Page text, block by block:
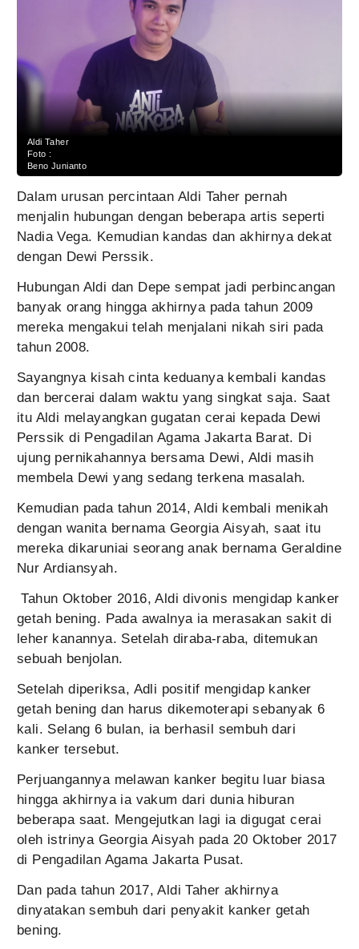
Aldi Taher
Foto :
Beno Junianto
Dalam urusan percintaan Aldi Taher pernah
menjalin hubungan dengan beberapa artis seperti
Nadia Vega. Kemudian kandas dan akhirnya dekat
dengan Dewi Perssik.
Hubungan Aldi dan Depe sempat jadi perbincangan
banyak orang hingga akhirnya pada tahun 2009
mereka mengakui telah menjalani nikah siri pada
tahun 2008.
Sayangnya kisah cinta keduanya kembali kandas
dan bercerai dalam waktu yang singkat saja. Saat
itu Aldi melayangkan gugatan cerai kepada Dewi
Perssik di Pengadilan Agama Jakarta Barat. Di
ujung pernikahannya bersama Dewi, Aldi masih
membela Dewi yang sedang terkena masalah.
Kemudian pada tahun 2014, Aldi kembali menikah
dengan wanita bernama Georgia Aisyah, saat itu
mereka dikaruniai seorang anak bernama Geraldine
Nur Ardiansyah.
Tahun Oktober 2016, Aldi divonis mengidap kanker
getah bening. Pada awalnya ia merasakan sakit di
leher kanannya. Setelah diraba-raba, ditemukan
sebuah benjolan.
Setelah diperiksa, Adli positif mengidap kanker
getah bening dan harus dikemoterapi sebanyak 6
kali. Selang 6 bulan, ia berhasil sembuh dari
kanker tersebut.
Perjuangannya melawan kanker begitu luar biasa
hingga akhirnya ia vakum dari dunia hiburan
beberapa saat. Mengejutkan lagi ia digugat cerai
oleh istrinya Georgia Aisyah pada 20 Oktober 2017
di Pengadilan Agama Jakarta Pusat.
Dan pada tahun 2017, Aldi Taher akhirnya
dinyatakan sembuh dari penyakit kanker getah
bening.